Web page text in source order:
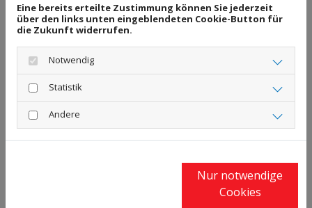
Erfahrung in den jeweiligen Bereichen.
Eine bereits erteilte Zustimmung können Sie jederzeit
über den links unten eingeblendeten Cookie-Button für
die Zukunft widerrufen.
Notwendig
Statistik
Andere
Nur notwendige
Cookies